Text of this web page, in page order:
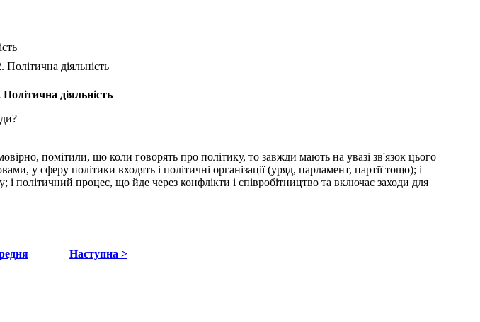
Політична діяльність
Політична діяльність
помітили, що коли говорять про політику, то завжди мають на увазі зв'язок цього
у сферу політики входять і політичні організації (уряд, парламент, партії тощо); і
і політичний процес, що йде через конфлікти і співробітництво та включає заходи для
Наступна >